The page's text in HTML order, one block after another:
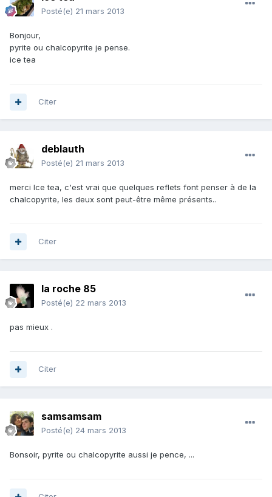
Posté(e) 21 mars 2013
Bonjour,
pyrite ou chalcopyrite je pense.
ice tea
Citer
deblauth
Posté(e) 21 mars 2013
merci Ice tea, c'est vrai que quelques reflets font penser à de la
chalcopyrite, les deux sont peut-être même présents..
Citer
la roche 85
Posté(e) 22 mars 2013
pas mieux .
Citer
samsamsam
Posté(e) 24 mars 2013
Bonsoir, pyrite ou chalcopyrite aussi je pence, ...